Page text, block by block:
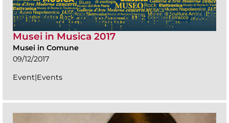
Musei in Musica 2017
Musei in Comune
09/12/2017
Event|Events